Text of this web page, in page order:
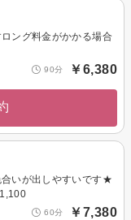
ング料金がかかる場合
90分 ￥6,380
いが出しやすいです★
60分 ￥7,380